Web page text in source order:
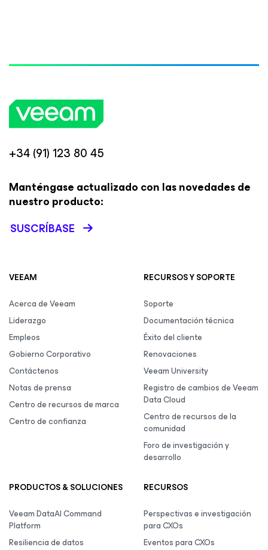
+34 (91) 123 80 45
Manténgase actualizado con las novedades de
nuestro producto:
SUSCRÍBASE
VEEAM
Acerca de Veeam
Liderazgo
Empleos
Gobierno Corporativo
Contáctenos
Notas de prensa
Centro de recursos de marca
Centro de confianza
RECURSOS Y SOPORTE
Soporte
Documentación técnica
Éxito del cliente
Renovaciones
Veeam University
Registro de cambios de Veeam
Data Cloud
Centro de recursos de la
comunidad
Foro de investigación y
desarrollo
PRODUCTOS & SOLUCIONES
Veeam DataAI Command
Platform
Resiliencia de datos
RECURSOS
Perspectivas e investigación
para CXOs
Eventos para CXOs